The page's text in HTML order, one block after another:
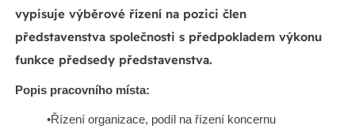
vypisuje výběrové řízení na pozici člen
představenstva společnosti s předpokladem výkonu
funkce předsedy představenstva.
Popis pracovního místa:
•Řízení organizace, podíl na řízení koncernu